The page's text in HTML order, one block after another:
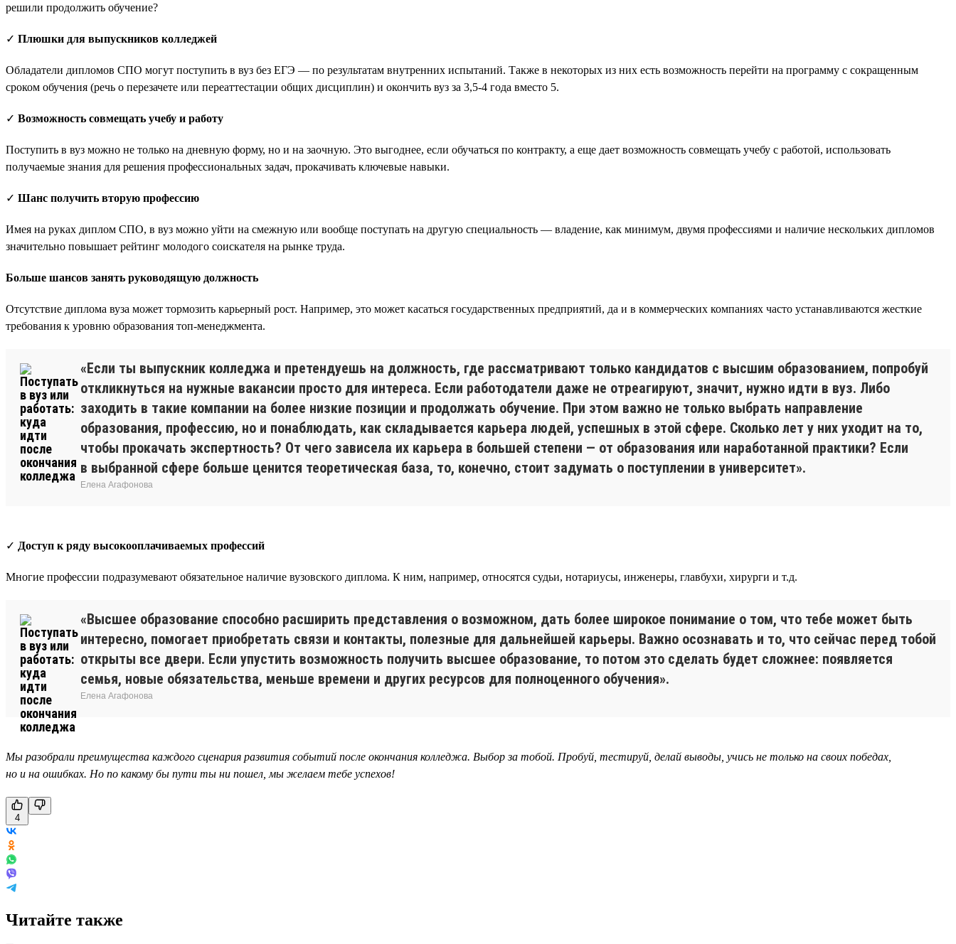
решили продолжить обучение?
✓ Плюшки для выпускников колледжей
Обладатели дипломов СПО могут поступить в вуз без ЕГЭ — по результатам внутренних испытаний. Также в некоторых из них есть возможность перейти на программу с сокращенным
сроком обучения (речь о перезачете или переаттестации общих дисциплин) и окончить вуз за 3,5-4 года вместо 5.
✓ Возможность совмещать учебу и работу
Поступить в вуз можно не только на дневную форму, но и на заочную. Это выгоднее, если обучаться по контракту, а еще дает возможность совмещать учебу с работой, использовать
получаемые знания для решения профессиональных задач, прокачивать ключевые навыки.
✓ Шанс получить вторую профессию
Имея на руках диплом СПО, в вуз можно уйти на смежную или вообще поступать на другую специальность — владение, как минимум, двумя профессиями и наличие нескольких дипломов
значительно повышает рейтинг молодого соискателя на рынке труда.
Больше шансов занять руководящую должность
Отсутствие диплома вуза может тормозить карьерный рост. Например, это может касаться государственных предприятий, да и в коммерческих компаниях часто устанавливаются жесткие
требования к уровню образования топ-менеджмента.
«Если ты выпускник колледжа и претендуешь на должность, где рассматривают только кандидатов с высшим образованием, попробуй
откликнуться на нужные вакансии просто для интереса. Если работодатели даже не отреагируют, значит, нужно идти в вуз. Либо
заходить в такие компании на более низкие позиции и продолжать обучение. При этом важно не только выбрать направление
образования, профессию, но и понаблюдать, как складывается карьера людей, успешных в этой сфере. Сколько лет у них уходит на то,
чтобы прокачать экспертность? От чего зависела их карьера в большей степени — от образования или наработанной практики? Если
в выбранной сфере больше ценится теоретическая база, то, конечно, стоит задумать о поступлении в университет».
Елена Агафонова
✓ Доступ к ряду высокооплачиваемых профессий
Многие профессии подразумевают обязательное наличие вузовского диплома. К ним, например, относятся судьи, нотариусы, инженеры, главбухи, хирурги и т.д.
«Высшее образование способно расширить представления о возможном, дать более широкое понимание о том, что тебе может быть
интересно, помогает приобретать связи и контакты, полезные для дальнейшей карьеры. Важно осознавать и то, что сейчас перед тобой
открыты все двери. Если упустить возможность получить высшее образование, то потом это сделать будет сложнее: появляется
семья, новые обязательства, меньше времени и других ресурсов для полноценного обучения».
Елена Агафонова
Мы разобрали преимущества каждого сценария развития событий после окончания колледжа. Выбор за тобой. Пробуй, тестируй, делай выводы, учись не только на своих победах,
но и на ошибках. Но по какому бы пути ты ни пошел, мы желаем тебе успехов!
4
Читайте также